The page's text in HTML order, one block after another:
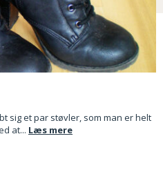
sig et par støvler, som man er helt
at... Læs mere